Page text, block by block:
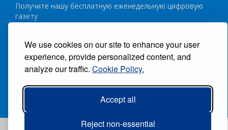
We use cookies on our site to enhance your user
experience, provide personalized content, and
analyze our traffic. Cookie Policy.
Accept all
Reject non-essential
Получите нашу бесплатную еженедельную цифровую
газету
Следуйте за нами:
ВСЕ ПРАВА ЗАЩИЩЕНЫ ®CARIBBEAN NEWS DIGITAL.
АВТОР:GRUPO EXCELENCIAS.